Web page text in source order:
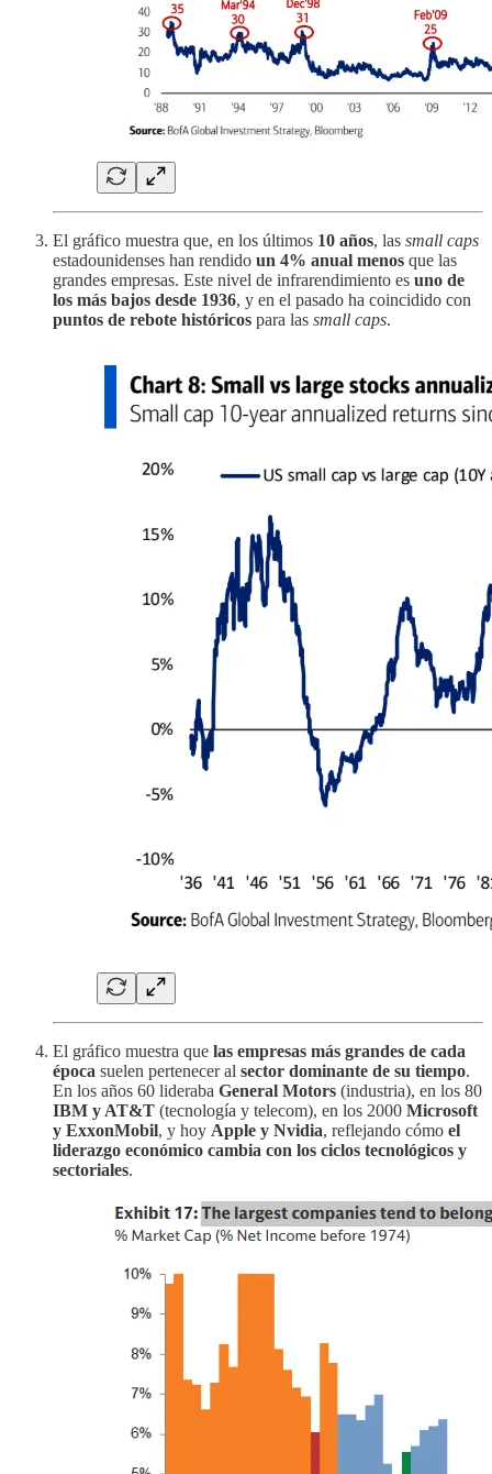
El gráfico muestra que, en los últimos 10 años, las small caps
estadounidenses han rendido un 4% anual menos que las
grandes empresas. Este nivel de infrarendimiento es uno de
los más bajos desde 1936, y en el pasado ha coincidido con
puntos de rebote históricos para las small caps.
El gráfico muestra que las empresas más grandes de cada
época suelen pertenecer al sector dominante de su tiempo.
En los años 60 lideraba General Motors (industria), en los 80
IBM y AT&T (tecnología y telecom), en los 2000 Microsoft
y ExxonMobil, y hoy Apple y Nvidia, reflejando cómo el
liderazgo económico cambia con los ciclos tecnológicos y
sectoriales.